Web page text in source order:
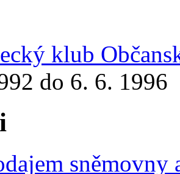
klub
do 6. 6. 1996